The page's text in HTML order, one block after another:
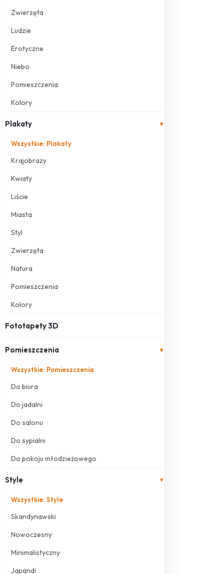
Zwierzęta
Ludzie
Erotyczne
Niebo
Pomieszczenia
Kolory
Plakaty ▾
Wszystkie: Plakaty
Krajobrazy
Kwiaty
Liście
Miasta
Styl
Zwierzęta
Natura
Pomieszczenia
Kolory
Fototapety 3D
Pomieszczenia ▾
Wszystkie: Pomieszczenia
Do biura
Do jadalni
Do salonu
Do sypialni
Do pokoju młodzieżowego
Style ▾
Wszystkie: Style
Skandynawski
Nowoczesny
Minimalistyczny
Japandi